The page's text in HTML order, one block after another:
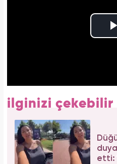
ilginizi çekebilir
etti: